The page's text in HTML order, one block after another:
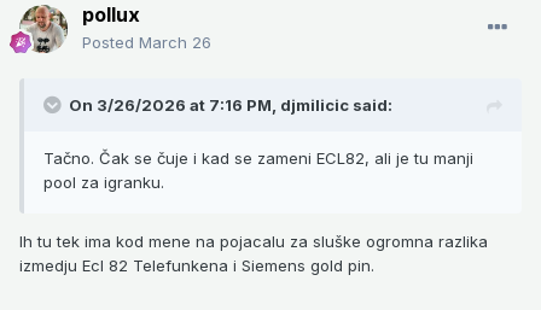
pollux
Posted March 26
On 3/26/2026 at 7:16 PM, djmilicic said:
Tačno. Čak se čuje i kad se zameni ECL82, ali je tu manji
pool za igranku.
Ih tu tek ima kod mene na pojacalu za sluške ogromna razlika
izmedju Ecl 82 Telefunkena i Siemens gold pin.